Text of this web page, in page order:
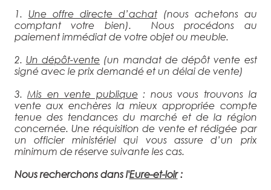
1. Une offre directe d’achat(nous achetons au
comptant votre bien). Nous procédons au
paiement immédiat de votre objet ou meuble.
2. Un dépôt-vente (un mandat de dépôt vente est
signé avec le prix demandé et un délai de vente)
3.Mis en vente publique: nous vous trouvons la
vente aux enchères la mieux appropriée compte
tenue des tendances du marché et de la région
concernée. Une réquisition de vente et rédigée par
un officier ministériel qui vous assure d’un prix
minimum de réserve suivante les cas.
Nous recherchons dans l'Eure-et-loir: